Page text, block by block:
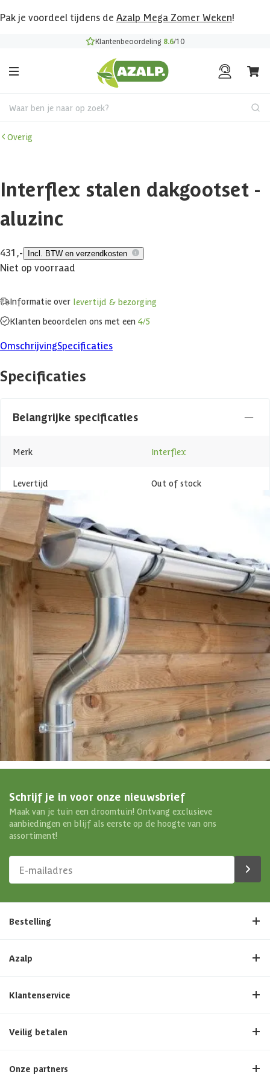
Pak je voordeel tijdens de Azalp Mega Zomer Weken!
Klantenbeoordeling 8.6/10
Waar ben je naar op zoek?
Overig
Interflex stalen dakgootset -
aluzinc
431,- Incl. BTW en verzendkosten
Niet op voorraad
Informatie over levertijd & bezorging
Klanten beoordelen ons met een 4/5
OmschrijvingSpecificaties
Specificaties
Belangrijke specificaties
Merk Interflex
Levertijd Out of stock
Azalp artikelcode
EAN-code 8720250614105
4,65/5
bij TrustedShops
Luxe assortiment
tegen scherpe prijzen
Maatwerk:
We maken het betaalbaar.
076 - 80 801 24
Direct antwoord
Chat met ons
Stel direct je vraag
Klantenservice
Binnen 1 werkdag antwoord
Schrijf je in voor onze nieuwsbrief
Maak van je tuin een droomtuin! Ontvang exclusieve
aanbiedingen en blijf als eerste op de hoogte van ons
assortiment!
Bestelling
Azalp
Klantenservice
Veilig betalen
Onze partners